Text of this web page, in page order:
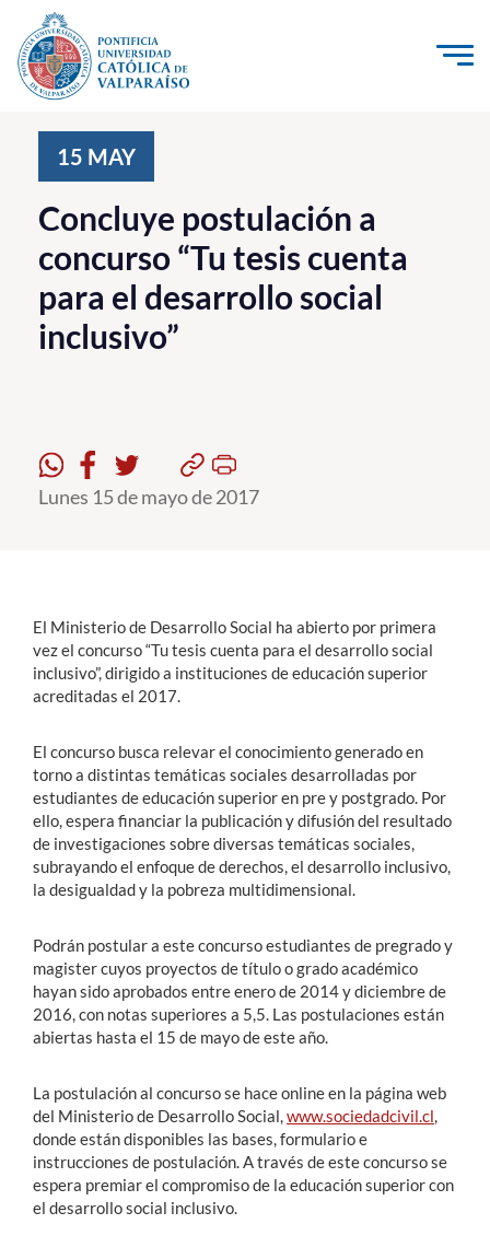
Click acá para ir directamente al contenido
Investigación, Creación e Innovación
PUCV Internacional
Vinculación con el Medio
Admisión
Formación Continua
Funcionarios
Alumni
English
15 MAY
Concluye postulación a
concurso “Tu tesis cuenta
para el desarrollo social
inclusivo”
Lunes 15 de mayo de 2017
El Ministerio de Desarrollo Social ha abierto por primera
vez el concurso “Tu tesis cuenta para el desarrollo social
inclusivo”, dirigido a instituciones de educación superior
acreditadas el 2017.
El concurso busca relevar el conocimiento generado en
torno a distintas temáticas sociales desarrolladas por
estudiantes de educación superior en pre y postgrado. Por
ello, espera financiar la publicación y difusión del resultado
de investigaciones sobre diversas temáticas sociales,
subrayando el enfoque de derechos, el desarrollo inclusivo,
la desigualdad y la pobreza multidimensional.
Podrán postular a este concurso estudiantes de pregrado y
magister cuyos proyectos de título o grado académico
hayan sido aprobados entre enero de 2014 y diciembre de
2016, con notas superiores a 5,5. Las postulaciones están
abiertas hasta el 15 de mayo de este año.
La postulación al concurso se hace online en la página web
del Ministerio de Desarrollo Social,www.sociedadcivil.cl,
donde están disponibles las bases, formulario e
instrucciones de postulación. A través de este concurso se
espera premiar el compromiso de la educación superior con
el desarrollo social inclusivo.